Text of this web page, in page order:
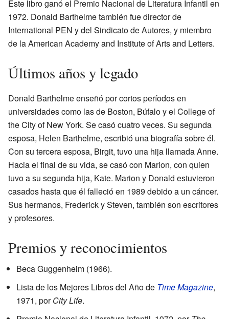
Este libro ganó el Premio Nacional de Literatura Infantil en
1972. Donald Barthelme también fue director de
International PEN y del Sindicato de Autores, y miembro
de la American Academy and Institute of Arts and Letters.
Últimos años y legado
Donald Barthelme enseñó por cortos períodos en
universidades como las de Boston, Búfalo y el College of
the City of New York. Se casó cuatro veces. Su segunda
esposa, Helen Barthelme, escribió una biografía sobre él.
Con su tercera esposa, Birgit, tuvo una hija llamada Anne.
Hacia el final de su vida, se casó con Marion, con quien
tuvo a su segunda hija, Kate. Marion y Donald estuvieron
casados hasta que él falleció en 1989 debido a un cáncer.
Sus hermanos, Frederick y Steven, también son escritores
y profesores.
Premios y reconocimientos
Beca Guggenheim (1966).
Lista de los Mejores Libros del Año de Time Magazine,
1971, porCity Life.